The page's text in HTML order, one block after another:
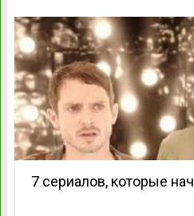
7 сериалов, которые